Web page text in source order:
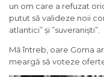
un om care a refuzat
putut să valideze noii
atlantici” și ”suveraniști”.
Mă întreb, oare Goma
meargă să voteze